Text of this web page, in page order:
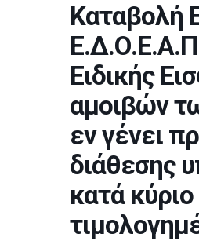
Καταβολή
Ειδικής
αμοιβών
εν γένει
διάθεσης
κατά